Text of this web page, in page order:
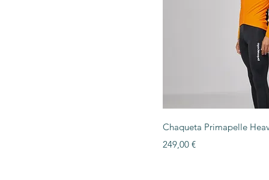
Vista
Chaqueta Primapelle
Precio
249,00 €